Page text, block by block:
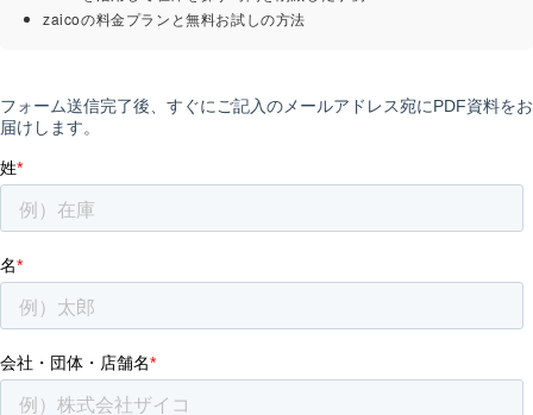
zaicoの料金プランと無料お試しの方法